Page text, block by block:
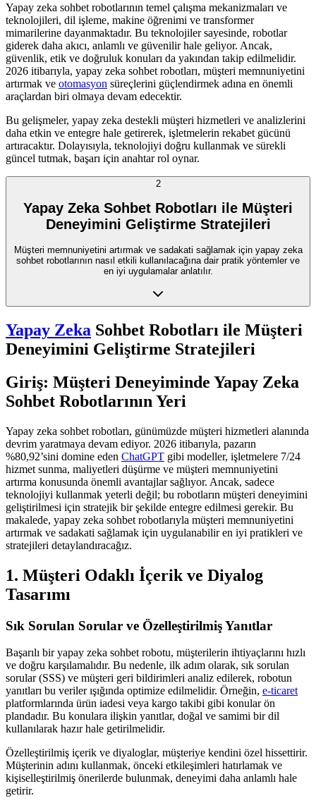
Yapay zeka sohbet robotlarının temel çalışma mekanizmaları ve
teknolojileri, dil işleme, makine öğrenimi ve transformer
mimarilerine dayanmaktadır. Bu teknolojiler sayesinde, robotlar
giderek daha akıcı, anlamlı ve güvenilir hale geliyor. Ancak,
güvenlik, etik ve doğruluk konuları da yakından takip edilmelidir.
2026 itibarıyla, yapay zeka sohbet robotları, müşteri memnuniyetini
artırmak ve otomasyon süreçlerini güçlendirmek adına en önemli
araçlardan biri olmaya devam edecektir.
Bu gelişmeler, yapay zeka destekli müşteri hizmetleri ve analizlerini
daha etkin ve entegre hale getirerek, işletmelerin rekabet gücünü
artıracaktır. Dolayısıyla, teknolojiyi doğru kullanmak ve sürekli
güncel tutmak, başarı için anahtar rol oynar.
2
Yapay Zeka Sohbet Robotları ile Müşteri
Deneyimini Geliştirme Stratejileri
Müşteri memnuniyetini artırmak ve sadakati sağlamak için yapay zeka
sohbet robotlarının nasıl etkili kullanılacağına dair pratik yöntemler ve
en iyi uygulamalar anlatılır.
Yapay Zeka Sohbet Robotları ile Müşteri
Deneyimini Geliştirme Stratejileri
Giriş: Müşteri Deneyiminde Yapay Zeka
Sohbet Robotlarının Yeri
Yapay zeka sohbet robotları, günümüzde müşteri hizmetleri alanında
devrim yaratmaya devam ediyor. 2026 itibarıyla, pazarın
%80,92’sini domine eden ChatGPT gibi modeller, işletmelere 7/24
hizmet sunma, maliyetleri düşürme ve müşteri memnuniyetini
artırma konusunda önemli avantajlar sağlıyor. Ancak, sadece
teknolojiyi kullanmak yeterli değil; bu robotların müşteri deneyimini
geliştirilmesi için stratejik bir şekilde entegre edilmesi gerekir. Bu
makalede, yapay zeka sohbet robotlarıyla müşteri memnuniyetini
artırmak ve sadakati sağlamak için uygulanabilir en iyi pratikleri ve
stratejileri detaylandıracağız.
1. Müşteri Odaklı İçerik ve Diyalog
Tasarımı
Sık Sorulan Sorular ve Özelleştirilmiş Yanıtlar
Başarılı bir yapay zeka sohbet robotu, müşterilerin ihtiyaçlarını hızlı
ve doğru karşılamalıdır. Bu nedenle, ilk adım olarak, sık sorulan
sorular (SSS) ve müşteri geri bildirimleri analiz edilerek, robotun
yanıtları bu veriler ışığında optimize edilmelidir. Örneğin, e-ticaret
platformlarında ürün iadesi veya kargo takibi gibi konular ön
plandadır. Bu konulara ilişkin yanıtlar, doğal ve samimi bir dil
kullanılarak hazır hale getirilmelidir.
Özelleştirilmiş içerik ve diyaloglar, müşteriye kendini özel hissettirir.
Müşterinin adını kullanmak, önceki etkileşimleri hatırlamak ve
kişiselleştirilmiş önerilerde bulunmak, deneyimi daha anlamlı hale
getirir.